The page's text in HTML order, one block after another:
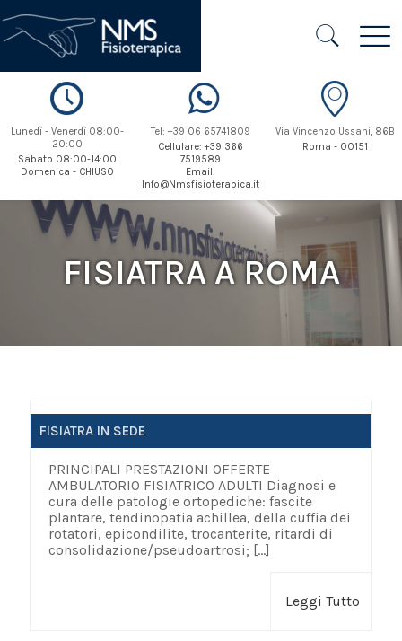
Lunedì - Venerdì 08:00-
20:00
Sabato 08:00-14:00
Domenica - CHIUSO
Tel: +39 06 65741809
Cellulare: +39 366
7519589
Email:
Info@Nmsfisioterapica.it
Via Vincenzo Ussani, 86B
Roma - 00151
FISIATRA A ROMA
FISIATRA IN SEDE
PRINCIPALI PRESTAZIONI OFFERTE
AMBULATORIO FISIATRICO ADULTI Diagnosi e
cura delle patologie ortopediche: fascite
plantare, tendinopatia achillea, della cuffia dei
rotatori, epicondilite, trocanterite, ritardi di
consolidazione/pseudoartrosi; […]
Leggi Tutto